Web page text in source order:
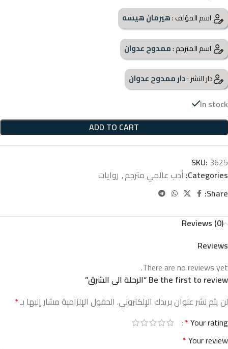
اسم المؤلف :هيرمان هيسه
اسم المترجم :ممدوح عدوان
دار النشر :دار ممدوح عدوان
In stock
ADD TO CART
SKU: 3625
Categories: أدب عالمي مترجم, روايات
Share:
Reviews (0)
Reviews
There are no reviews yet.
Be the first to review “الرحلة الى الشرق”
لن يتم نشر عنوان بريدك الإلكتروني. الحقول الإلزامية مشار إليها بـ*
Your rating
*
Your review
*